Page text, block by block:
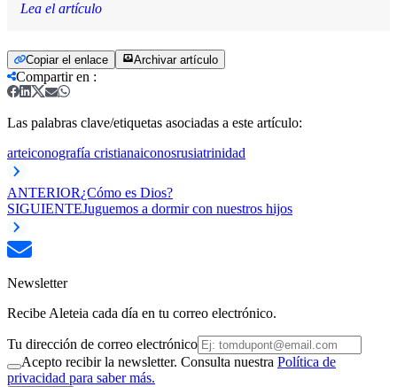
Lea el artículo
Copiar el enlace Archivar artículo
Compartir en :
Las palabras clave/etiquetas asociadas a este artículo:
arteiconografía cristianaiconosrusiatrinidad
ANTERIOR¿Cómo es Dios?
SIGUIENTEJuguemos a dormir con nuestros hijos
Newsletter
Recibe Aleteia cada día en tu correo electrónico.
Tu dirección de correo electrónico
Acepto recibir la newsletter. Consulta nuestra Política de
privacidad para saber más.